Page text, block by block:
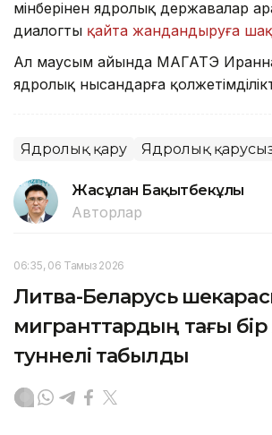
мінберінен ядролық державалар
диалогты қайта жандандыруға
Ал маусым айында МАГАТЭ
ядролық нысандарға
Ядролық қару Ядролық
Жасұлан Бақытбекұлы
Авторлар
06:35, 06 Тамыз 2026
Литва-Беларусь
мигранттардың тағы
туннелі табылды